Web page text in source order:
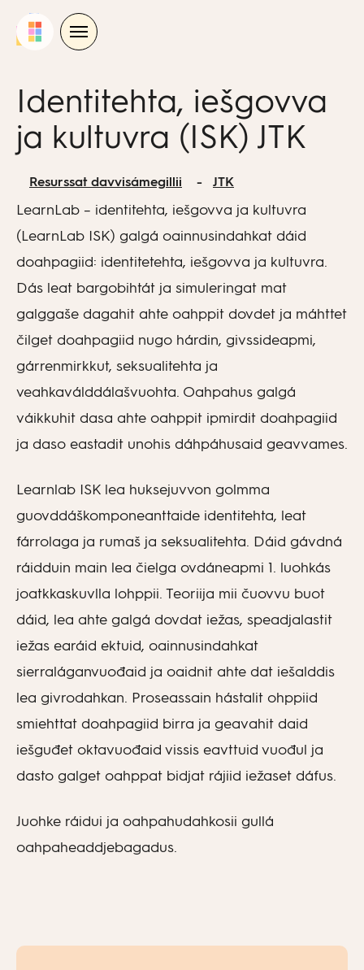
Identitehta, iešgovva
ja kultuvra (ISK) JTK
Resurssat davvisámegillii JTK
LearnLab – identitehta, iešgovva ja kultuvra
(LearnLab ISK) galgá oainnusindahkat dáid
doahpagiid: identitetehta, iešgovva ja kultuvra.
Dás leat bargobihtát ja simuleringat mat
galggaše dagahit ahte oahppit dovdet ja máhttet
čilget doahpagiid nugo hárdin, givssideapmi,
gárrenmirkkut, seksualitehta ja
veahkaválddálašvuohta. Oahpahus galgá
váikkuhit dasa ahte oahppit ipmirdit doahpagiid
ja daso eastadit unohis dáhpáhusaid geavvames.
Learnlab ISK lea huksejuvvon golmma
guovddáškomponeanttaide identitehta, leat
fárrolaga ja rumaš ja seksualitehta. Dáid gávdná
ráidduin main lea čielga ovdáneapmi 1. luohkás
joatkkaskuvlla lohppii. Teoriija mii čuovvu buot
dáid, lea ahte galgá dovdat iežas, speadjalastit
iežas earáid ektuid, oainnusindahkat
sierraláganvuođaid ja oaidnit ahte dat iešalddis
lea givrodahkan. Proseassain hástalit ohppiid
smiehttat doahpagiid birra ja geavahit daid
iešguđet oktavuođaid vissis eavttuid vuođul ja
dasto galget oahppat bidjat rájiid iežaset dáfus.
Juohke ráidui ja oahpahudahkosii gullá
oahpaheaddjebagadus.